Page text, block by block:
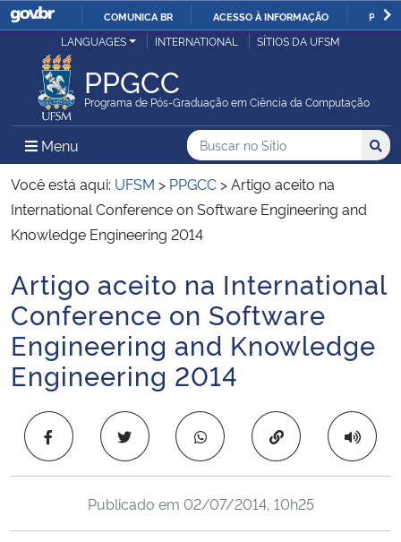
IR
COMUNICA BR ACESSO À INFORMAÇÃO
Ministério da Justiça e Segurança Pública
Ministério da Defesa
Ministério das Relações Exteriores
Ministério da Economia
Ministério da Infraestrutura
Ministério da Agricultura, Pecuária e Abastecimento
Ministério da Educação
Ministério da Cidadania
Ministério da Saúde
Ministério de Minas e Energia
LANGUAGES INTERNATIONAL SÍTIOS DA UFSM
PPGCC
Programa de Pós-Graduação em Ciência da Computação
Menu Menu Principal do Sítio
Busca
Buscar no no Sítio
Busca:
Você está aqui: UFSM > PPGCC >Artigo aceito na
International Conference on Software Engineering and
Knowledge Engineering 2014
Início do conteúdo
Artigo aceito na International
Conference on Software
Engineering and Knowledge
Engineering 2014
Copiar para área
Publicado em 02/07/2014, 10h25